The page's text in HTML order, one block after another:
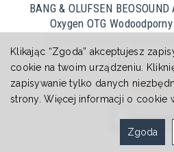
BANG & OLUFSEN
Oxygen OTG
kultowego, potężnego głośnika
zmodernizowany
1 399,00
Do
Klikając “Zgoda” akceptujesz
cookie na twoim urządzeniu.
zapisywanie tylko danych
strony. Więcej informacji o cookie
Zgoda